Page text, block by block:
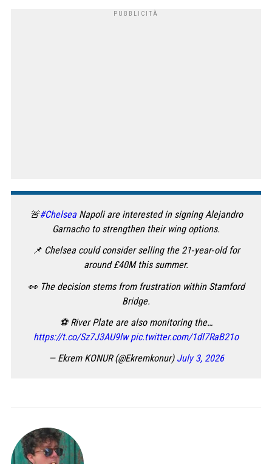
🚨#ChelseaNapoli are interested in signing Alejandro
Garnacho to strengthen their wing options.
📌 Chelsea could consider selling the 21‑year‑old for
around £40M this summer.
👀 The decision stems from frustration within Stamford
Bridge.
⚽️ River Plate are also monitoring the…
https://t.co/Sz7J3AU9lw pic.twitter.com/1dl7RaB21o
— Ekrem KONUR (@Ekremkonur) July 3, 2026